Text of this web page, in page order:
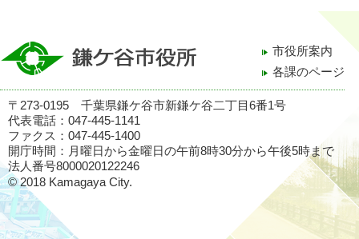
市役所案内
各課のページ
〒273-0195 千葉県鎌ケ谷市新鎌ケ谷二丁目6番1号
代表電話：047-445-1141
ファクス：047-445-1400
開庁時間：月曜日から金曜日の午前8時30分から午後5時まで
法人番号8000020122246
© 2018 Kamagaya City.